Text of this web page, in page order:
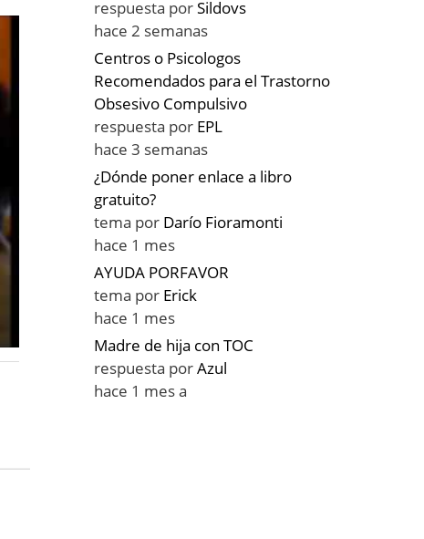
respuesta porSildovs
hace 2 semanas
Centros o Psicologos
Recomendados para el Trastorno
Obsesivo Compulsivo
respuesta por EPL
hace 3 semanas
¿Dónde poner enlace a libro
gratuito?
tema por Darío Fioramonti
hace 1 mes
AYUDA PORFAVOR
tema por Erick
hace 1 mes
Madre de hija con TOC
respuesta porAzul
hace 1 mes a